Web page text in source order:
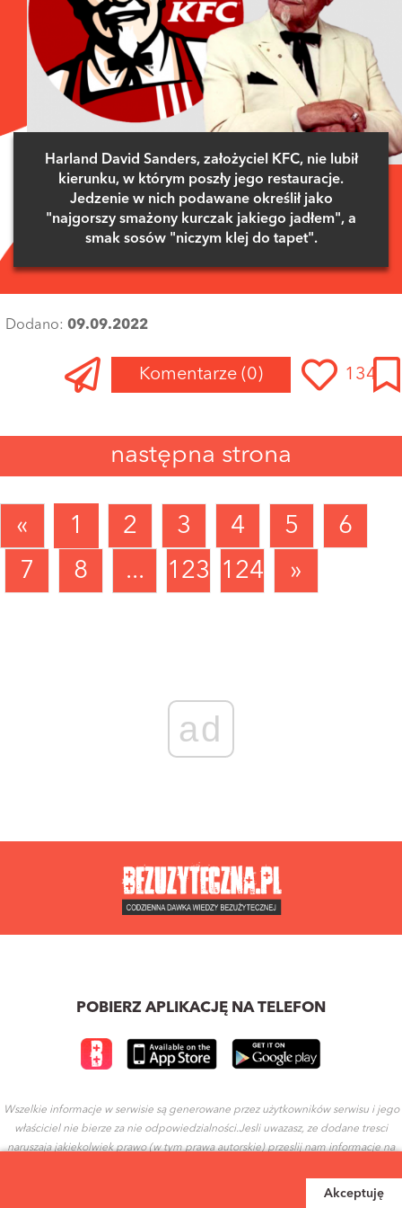
Akceptuję
Harland David Sanders, założyciel KFC, nie lubił
kierunku, w którym poszły jego restauracje.
Jedzenie w nich podawane określił jako
"najgorszy smażony kurczak jakiego jadłem", a
smak sosów "niczym klej do tapet".
Dodano: 09.09.2022
Komentarze (0) 134
następna strona
« 1 2 3 4 5
6
7
8 ... 123 124 »
ad
POBIERZ APLIKACJĘ NA TELEFON
Wszelkie informacje w serwisie są generowane przez użytkowników serwisu i jego
właściciel nie bierze za nie odpowiedzialności.Jesli uwazasz, ze dodane tresci
naruszaja jakiekolwiek prawo (w tym prawa autorskie) przeslij nam informacje na